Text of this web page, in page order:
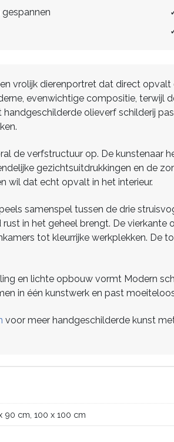
vrolijk dierenportret dat direct
evenwichtige compositie, terwijl
olieverf schilderij
de verfstructuur op. De kunstenaar
gezichtsuitdrukkingen en de
wil dat echt opvalt in het interieur.
samenspel tussen de drie
in het geheel brengt. De
tot kleurrijke werkplekken. De
en lichte opbouw vormt Modern
in één kunstwerk en past
voor meer handgeschilderde kunst
90 cm, 100 x 100 cm